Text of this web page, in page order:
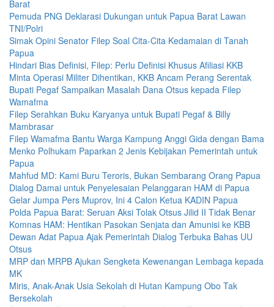
Barat
Pemuda PNG Deklarasi Dukungan untuk Papua Barat Lawan
TNI/Polri
Simak Opini Senator Filep Soal Cita-Cita Kedamaian di Tanah
Papua
Hindari Bias Definisi, Filep: Perlu Definisi Khusus Afiliasi KKB
Minta Operasi Militer Dihentikan, KKB Ancam Perang Serentak
Bupati Pegaf Sampaikan Masalah Dana Otsus kepada Filep
Wamafma
Filep Serahkan Buku Karyanya untuk Bupati Pegaf & Billy
Mambrasar
Filep Wamafma Bantu Warga Kampung Anggi Gida dengan Bama
Menko Polhukam Paparkan 2 Jenis Kebijakan Pemerintah untuk
Papua
Mahfud MD: Kami Buru Teroris, Bukan Sembarang Orang Papua
Dialog Damai untuk Penyelesaian Pelanggaran HAM di Papua
Gelar Jumpa Pers Muprov, Ini 4 Calon Ketua KADIN Papua
Polda Papua Barat: Seruan Aksi Tolak Otsus Jilid II Tidak Benar
Komnas HAM: Hentikan Pasokan Senjata dan Amunisi ke KBB
Dewan Adat Papua Ajak Pemerintah Dialog Terbuka Bahas UU
Otsus
MRP dan MRPB Ajukan Sengketa Kewenangan Lembaga kepada
MK
Miris, Anak-Anak Usia Sekolah di Hutan Kampung Obo Tak
Bersekolah